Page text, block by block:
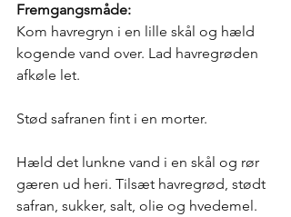
Fremgangsmåde:
Kom havregryn i en lille skål og hæld
kogende vand over. Lad havregrøden
afkøle let.
Stød safranen fint i en morter.
Hæld det lunkne vand i en skål og rør
gæren ud heri. Tilsæt havregrød, stødt
safran, sukker, salt, olie og hvedemel.